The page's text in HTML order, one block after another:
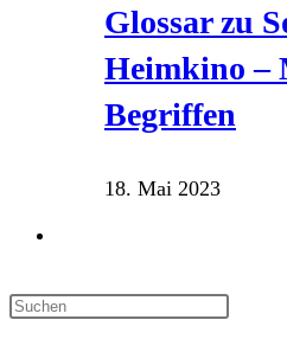
Glossar zu
Heimkino –
Begriffen
18. Mai 2023
Suche